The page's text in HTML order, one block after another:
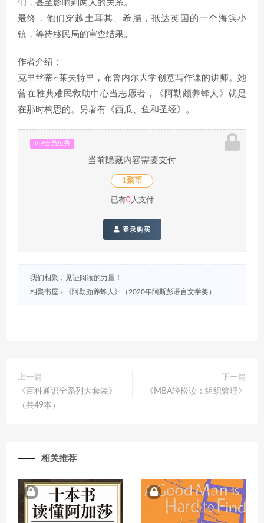
们，甚至影响到两人的关系。
最终，他们穿越土耳其、希腊，抵达英国的一个海滨小
镇，等待移民局的审查结果。
作者介绍：
克里丝蒂~莱夫特里，布鲁内尔大学创意写作课的讲师。她
曾在雅典难民救助中心当志愿者，《阿勒颇养蜂人》就是
在那时构思的。另著有《西瓜、鱼和圣经》。
VIP会员免费
当前隐藏内容需要支付
1聚币
已有0人支付
登录购买
我们相聚，见证阅读的力量！
相聚书屋 » 《阿勒颇养蜂人》（2020年阿斯彭语言文学奖）
上一篇
《百科通识全系列大套装》
（共49本）
下一篇
《MBA轻松读：组织管理》
相关推荐